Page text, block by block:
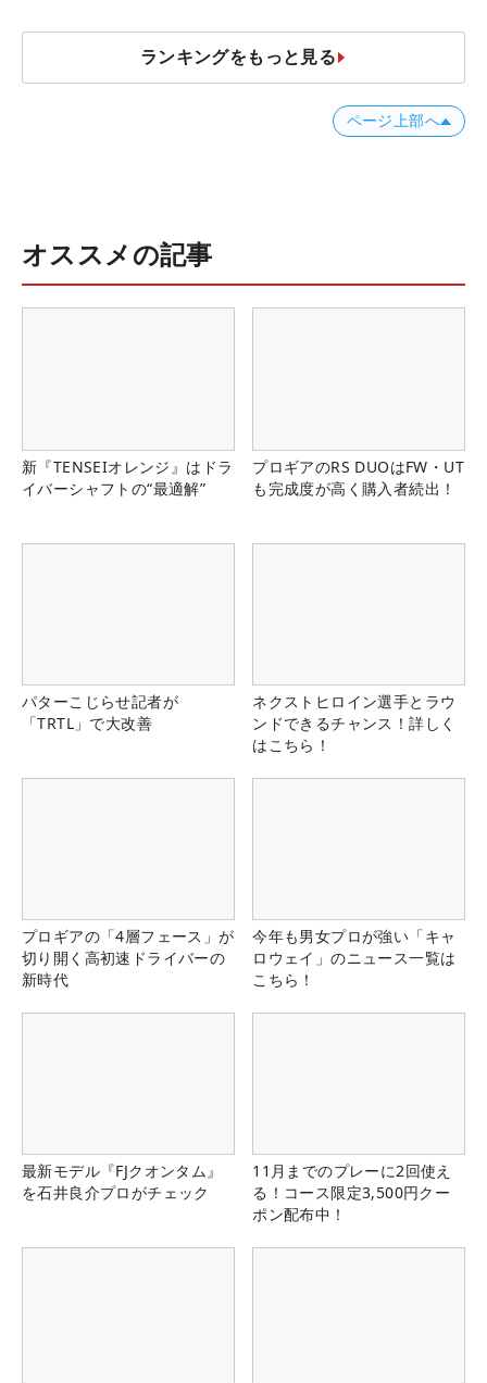
ランキングをもっと見る
ページ上部へ
オススメの記事
新『TENSEIオレンジ』はドラ
イバーシャフトの“最適解”
プロギアのRS DUOはFW・UT
も完成度が高く購入者続出！
パターこじらせ記者が
「TRTL」で大改善
ネクストヒロイン選手とラウ
ンドできるチャンス！詳しく
はこちら！
プロギアの「4層フェース」が
切り開く高初速ドライバーの
新時代
今年も男女プロが強い「キャ
ロウェイ」のニュース一覧は
こちら！
最新モデル『FJクオンタム』
を石井良介プロがチェック
11月までのプレーに2回使え
る！コース限定3,500円クー
ポン配布中！